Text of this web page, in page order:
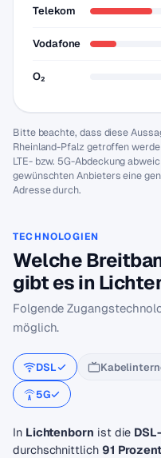
Telekom
Vodafone
O₂
Bitte beachte, dass diese
Rheinland-Pfalz getroffen
LTE- bzw. 5G-Abdeckung
gewünschten Anbieters eine
Adresse durch.
TECHNOLOGIEN
Welche
gibt es in
Folgende
möglich.
DSL
5G
In Lichtenborn ist die
durchschnittlich 91 Prozent